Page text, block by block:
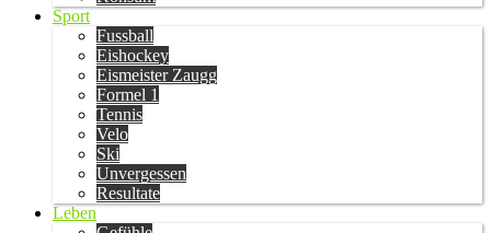
Sport
Fussball
Eishockey
Eismeister Zaugg
Formel 1
Tennis
Velo
Ski
Unvergessen
Resultate
Leben